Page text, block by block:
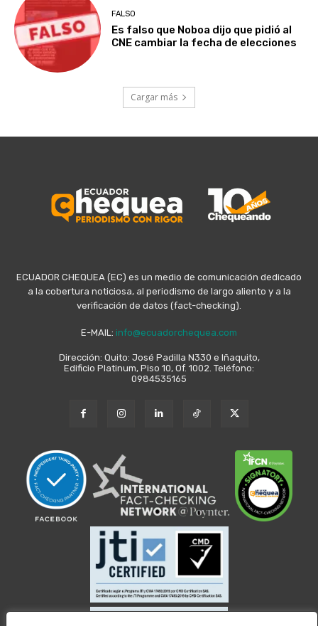
FALSO
Es falso que Noboa dijo que pidió al
CNE cambiar la fecha de elecciones
Cargar más
ECUADOR CHEQUEA (EC) es un medio de comunicación dedicado
a la cobertura noticiosa, al periodismo de largo aliento y a la
verificación de datos (fact-checking).
E-MAIL: info@ecuadorchequea.com
Dirección: Quito: José Padilla N330 e Iñaquito,
Edificio Platinum, Piso 10, Of. 1002. Teléfono:
0984535165